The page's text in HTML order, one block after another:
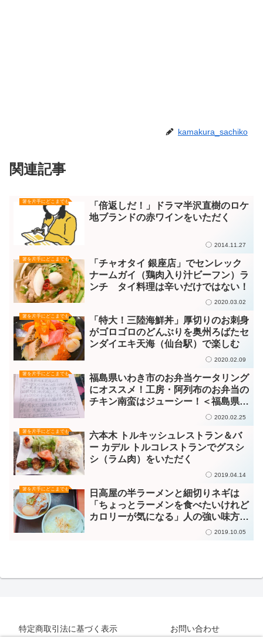
kamakura_sachiko
関連記事
箸を片手にどこまでも
「倍返しだ！」ドラマ半沢直樹のロケ
地ブランドの赤ワインをいただく
2014.11.27
箸を片手にどこまでも
「チャオタイ 銀座店」でセンレック
ナームガイ（鶏肉入り汁ビーフン）ラ
ンチ タイ料理は辛いだけではない！
2020.03.02
箸を片手にどこまでも
「特大！三陸海鮮丼」厚切りのお刺身
がゴロゴロのどんぶりを奥州ろばたセ
ンダイエキ天海（仙台駅）で楽しむ
2020.02.09
箸を片手にどこまでも
福島県いわき市のお弁当ケータリング
にオススメ！工房・阿列布のお弁当の
チキン南蛮はジューシー！＜福島県い
2020.02.25
箸を片手にどこまでも
六本木 トルキッシュレストラン＆バ
ー カデル トルコレストランでグスシ
シ（ラム肉）をいただく
2019.04.14
箸を片手にどこまでも
日高屋の半ラーメンと細切りネギは
「ちょっとラーメンを食べたいけれど
カロリーが気になる」人の強い味方で
2019.10.05
特定商取引法に基づく表示 お問い合わせ